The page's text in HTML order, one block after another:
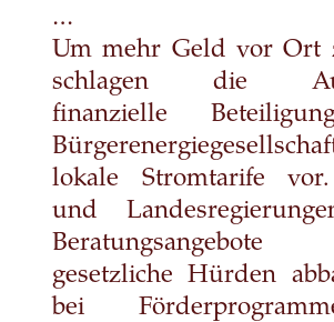
…
Um mehr Geld vor Ort
schlagen die
finanzielle
lokale Stromtarife
und
Beratungsangebote
gesetzliche Hürden
bei